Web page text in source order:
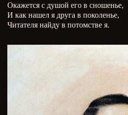
Окажется с душой его в сношенье,
И как нашел я друга в поколенье,
Читателя найду в потомстве я.